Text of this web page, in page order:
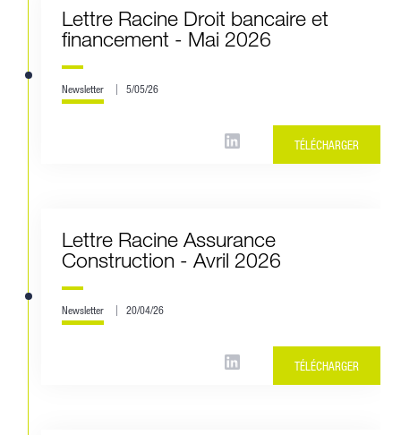
Lettre Racine Droit bancaire et
financement - Mai 2026
Newsletter 5/05/26
TÉLÉCHARGER
Lettre Racine Assurance
Construction - Avril 2026
Newsletter 20/04/26
TÉLÉCHARGER